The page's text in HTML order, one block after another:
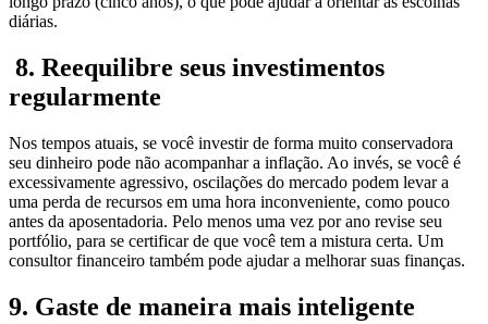
diárias.
8. Reequilibre seus investimentos
regularmente
Nos tempos atuais, se você investir de forma muito conservadora
seu dinheiro pode não acompanhar a inflação. Ao invés, se você é
excessivamente agressivo, oscilações do mercado podem levar a
uma perda de recursos em uma hora inconveniente, como pouco
antes da aposentadoria. Pelo menos uma vez por ano revise seu
portfólio, para se certificar de que você tem a mistura certa. Um
consultor financeiro também pode ajudar a melhorar suas finanças.
9. Gaste de maneira mais inteligente